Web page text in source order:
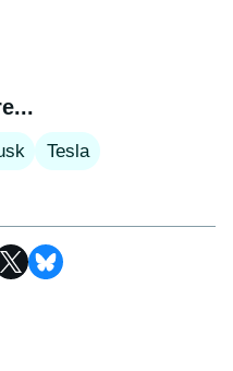
Tesla